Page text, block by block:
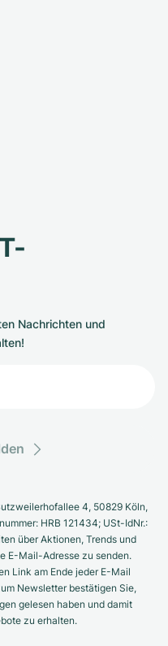
Nachrichten und
4, 50829 Köln,
HRB 121434; USt-IdNr.:
über Aktionen, Trends und
E-Mail-Adresse zu senden.
Link am Ende jeder E-Mail
Newsletter bestätigen Sie,
gelesen haben und damit
zu erhalten.